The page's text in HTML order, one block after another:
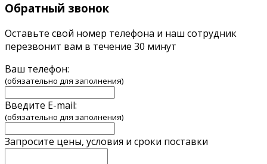
Обратный звонок
Оставьте свой номер телефона и наш сотрудник
перезвонит вам в течение 30 минут
Ваш телефон:
(обязательно для заполнения)
Введите E-mail:
(обязательно для заполнения)
Запросите цены, условия и сроки поставки